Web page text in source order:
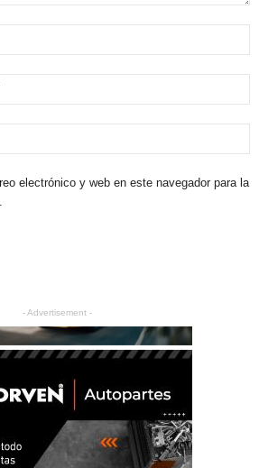
electrónico y web en este navegador para la
- Advertisement -